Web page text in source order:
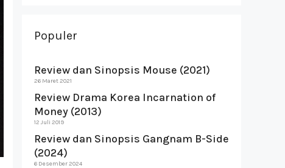
Populer
Review dan Sinopsis Mouse (2021)
26 Maret 2021
Review Drama Korea Incarnation of
Money (2013)
12 Juli 2019
Review dan Sinopsis Gangnam B-Side
(2024)
6 Desember 2024